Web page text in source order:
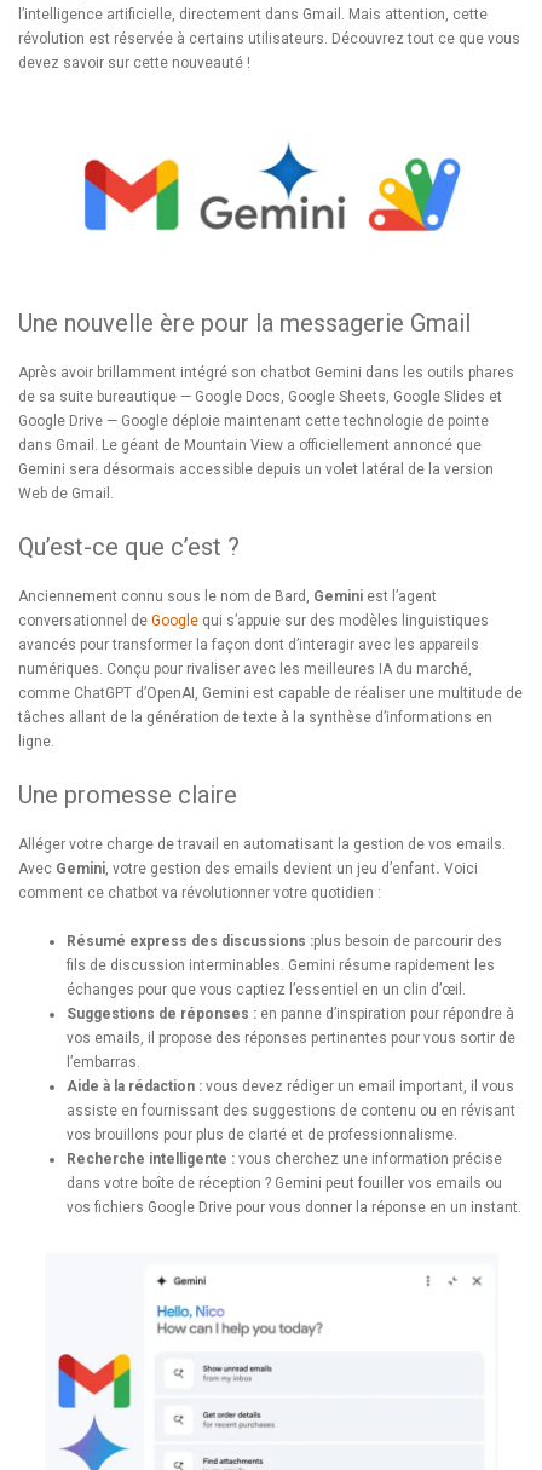
l’intelligence artificielle, directement dans Gmail. Mais attention, cette
révolution est réservée à certains utilisateurs. Découvrez tout ce que vous
devez savoir sur cette nouveauté !
Une nouvelle ère pour la messagerie Gmail
Après avoir brillamment intégré son chatbot Gemini dans les outils phares
de sa suite bureautique — Google Docs, Google Sheets, Google Slides et
Google Drive — Google déploie maintenant cette technologie de pointe
dans Gmail. Le géant de Mountain View a officiellement annoncé que
Gemini sera désormais accessible depuis un volet latéral de la version
Web de Gmail.
Qu’est-ce que c’est ?
Anciennement connu sous le nom de Bard, Gemini est l’agent
conversationnel de Google qui s’appuie sur des modèles linguistiques
avancés pour transformer la façon dont d’interagir avec les appareils
numériques. Conçu pour rivaliser avec les meilleures IA du marché,
comme ChatGPT d’OpenAI, Gemini est capable de réaliser une multitude de
tâches allant de la génération de texte à la synthèse d’informations en
ligne.
Une promesse claire
Alléger votre charge de travail en automatisant la gestion de vos emails.
Avec Gemini, votre gestion des emails devient un jeu d’enfant. Voici
comment ce chatbot va révolutionner votre quotidien :
Résumé express des discussions :plus besoin de parcourir des
fils de discussion interminables. Gemini résume rapidement les
échanges pour que vous captiez l’essentiel en un clin d’œil.
Suggestions de réponses : en panne d’inspiration pour répondre à
vos emails, il propose des réponses pertinentes pour vous sortir de
l’embarras.
Aide à la rédaction : vous devez rédiger un email important, il vous
assiste en fournissant des suggestions de contenu ou en révisant
vos brouillons pour plus de clarté et de professionnalisme.
Recherche intelligente : vous cherchez une information précise
dans votre boîte de réception ? Gemini peut fouiller vos emails ou
vos fichiers Google Drive pour vous donner la réponse en un instant.